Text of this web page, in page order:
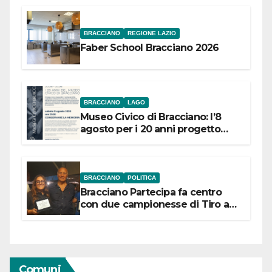
BRACCIANO REGIONE LAZIO
Faber School Bracciano 2026
BRACCIANO LAGO
Museo Civico di Bracciano: l’8
agosto per i 20 anni progetto
BRACCIANO POLITICA
Bracciano Partecipa fa centro
con due campionesse di Tiro a